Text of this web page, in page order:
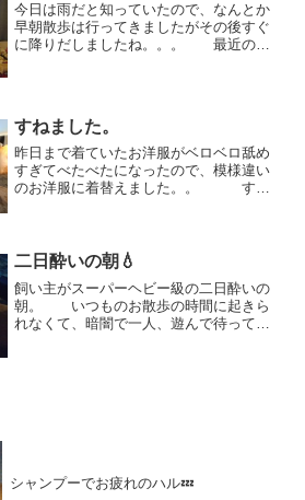
今日は雨だと知っていたので、なんとか
早朝散歩は行ってきましたがその後すぐ
に降りだしましたね。。。 最近のハ
ざし♡） 今朝のハルは...
すねました。
昨日まで着ていたお洋服がベロベロ舐め
すぎてべたべたになったので、模様違い
のお洋服に着替えました。。 する
こないのでしばらくそっとし...
二日酔いの朝💧
飼い主がスーパーヘビー級の二日酔いの
朝。 いつものお散歩の時間に起きら
れなくて、暗闇で一人、遊んで待ってい
シャンプーでお疲れのハル💤